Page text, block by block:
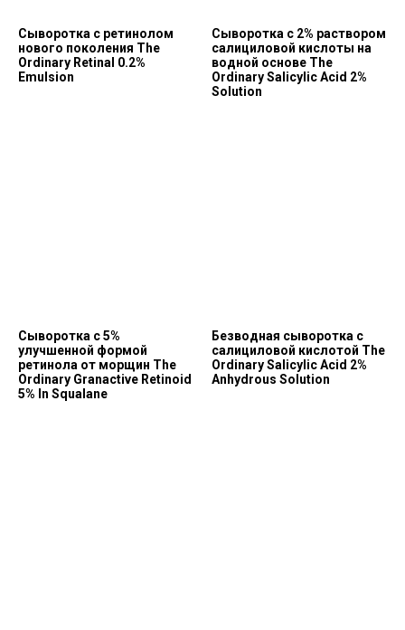
Сыворотка с ретинолом
нового поколения The
Ordinary Retinal 0.2%
Emulsion
Сыворотка с 2% раствором
салициловой кислоты на
водной основе The
Ordinary Salicylic Acid 2%
Solution
Сыворотка с 5%
улучшенной формой
ретинола от морщин The
Ordinary Granactive Retinoid
5% In Squalane
Безводная сыворотка с
салициловой кислотой The
Ordinary Salicylic Acid 2%
Anhydrous Solution